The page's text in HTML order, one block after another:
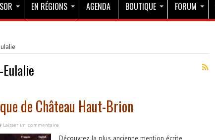
EN RÉGIONS AGENDA BOUTIQUE FORUM
de Château Haut-Brion
Laisser un commentaire
Découvrez la plus ancienne mention écrite